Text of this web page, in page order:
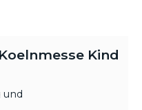
Kind
und